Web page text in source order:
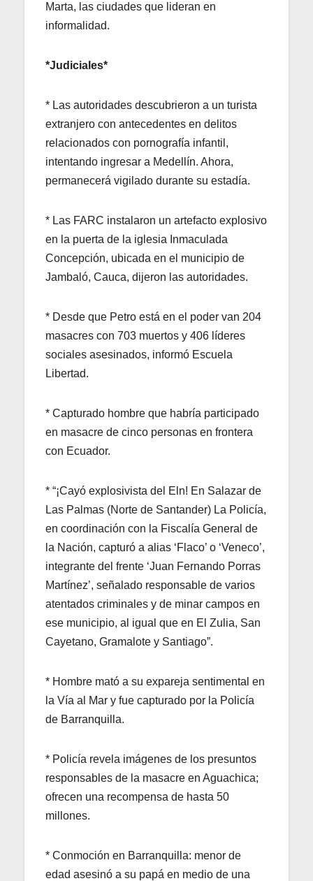
Marta, las ciudades que lideran en
informalidad.
*Judiciales*
* Las autoridades descubrieron a un turista
extranjero con antecedentes en delitos
relacionados con pornografía infantil,
intentando ingresar a Medellín. Ahora,
permanecerá vigilado durante su estadía.
* Las FARC instalaron un artefacto explosivo
en la puerta de la iglesia Inmaculada
Concepción, ubicada en el municipio de
Jambaló, Cauca, dijeron las autoridades.
* Desde que Petro está en el poder van 204
masacres con 703 muertos y 406 líderes
sociales asesinados, informó Escuela
Libertad.
* Capturado hombre que habría participado
en masacre de cinco personas en frontera
con Ecuador.
* “¡Cayó explosivista del Eln! En Salazar de
Las Palmas (Norte de Santander) La Policía,
en coordinación con la Fiscalía General de
la Nación, capturó a alias ‘Flaco’ o ‘Veneco’,
integrante del frente ‘Juan Fernando Porras
Martínez’, señalado responsable de varios
atentados criminales y de minar campos en
ese municipio, al igual que en El Zulia, San
Cayetano, Gramalote y Santiago”.
* Hombre mató a su expareja sentimental en
la Vía al Mar y fue capturado por la Policía
de Barranquilla.
* Policía revela imágenes de los presuntos
responsables de la masacre en Aguachica;
ofrecen una recompensa de hasta 50
millones.
* Conmoción en Barranquilla: menor de
edad asesinó a su papá en medio de una